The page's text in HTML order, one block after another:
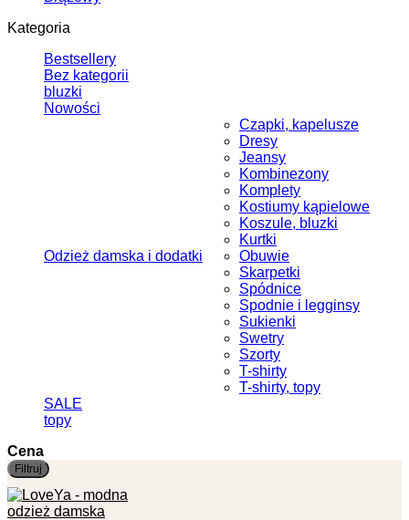
Kategoria
Bestsellery
Bez kategorii
bluzki
Nowości
Odzież damska i dodatki
Czapki, kapelusze
Dresy
Jeansy
Kombinezony
Komplety
Kostiumy kąpielowe
Koszule, bluzki
Kurtki
Obuwie
Skarpetki
Spódnice
Spodnie i legginsy
Sukienki
Swetry
Szorty
T-shirty
T-shirty, topy
SALE
topy
Cena
Filtruj